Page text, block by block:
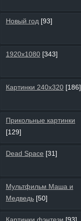
Новый год [93]
1920х1080 [343]
Картинки 240х320 [186]
Прикольные картинки
[129]
Dead Space [31]
Мультфильм Маша и
Медведь [50]